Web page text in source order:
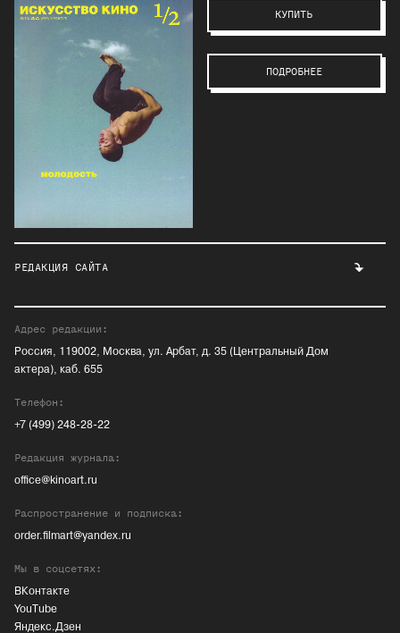
КУПИТЬ
ПОДРОБНЕЕ
РЕДАКЦИЯ САЙТА
Адрес редакции:
Россия, 119002, Москва, ул. Арбат, д. 35 (Центральный Дом
актера), каб. 655
Телефон:
+7 (499) 248-28-22
Редакция журнала:
office@kinoart.ru
Распространение и подписка:
order.filmart@yandex.ru
Мы в соцсетях:
ВКонтакте
YouTube
Яндекс.Дзен